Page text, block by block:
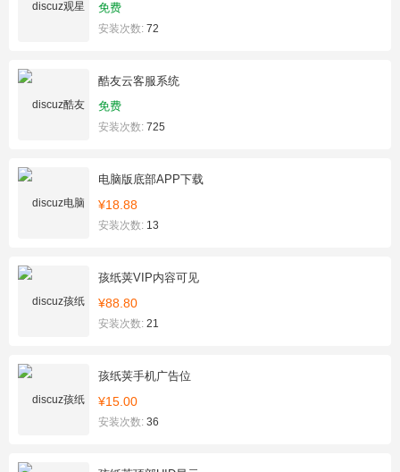
免费
安装次数: 72
酷友云客服系统
免费
安装次数: 725
电脑版底部APP下载
¥18.88
安装次数: 13
孩纸荚VIP内容可见
¥88.80
安装次数: 21
孩纸荚手机广告位
¥15.00
安装次数: 36